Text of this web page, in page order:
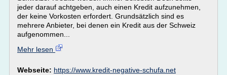
jeder darauf achtgeben, auch einen Kredit aufzunehmen,
der keine Vorkosten erfordert. Grundsätzlich sind es
mehrere Anbieter, bei denen ein Kredit aus der Schweiz
aufgenommen...
Mehr lesen
Webseite: https://www.kredit-negative-schufa.net